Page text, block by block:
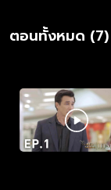
ตอนทั้งหมด (7)